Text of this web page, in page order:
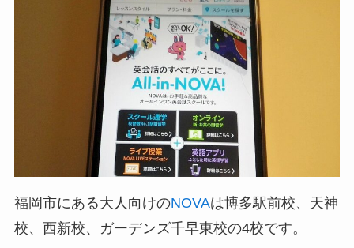
福岡市にある大人向けのNOVAは博多駅前校、天神
校、西新校、ガーデンズ千早東校の4校です。